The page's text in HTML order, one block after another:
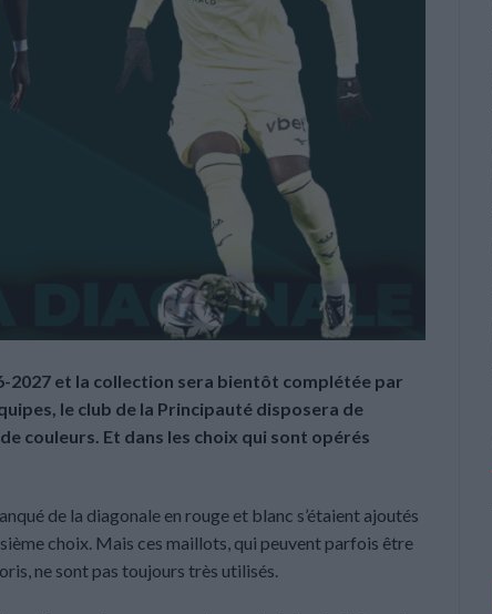
2027 et la collection sera bientôt complétée par
le club de la Principauté disposera de
couleurs. Et dans les choix qui sont opérés
de la diagonale en rouge et blanc s’étaient ajoutés
choix. Mais ces maillots, qui peuvent parfois être
ne sont pas toujours très utilisés.